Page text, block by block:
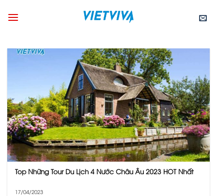
Top Những Tour Du Lịch 4 Nước Châu Âu 2023 HOT Nhất
17/04/2023